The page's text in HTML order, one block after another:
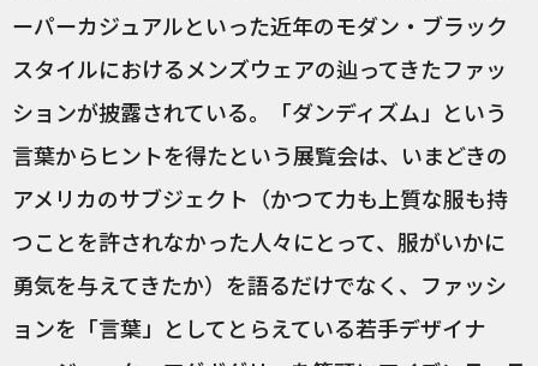
ーパーカジュアルといった近年のモダン・ブラック
スタイルにおけるメンズウェアの辿ってきたファッ
ションが披露されている。「ダンディズム」という
言葉からヒントを得たという展覧会は、いまどきの
アメリカのサブジェクト（かつて力も上質な服も持
つことを許されなかった人々にとって、服がいかに
勇気を与えてきたか）を語るだけでなく、ファッシ
ョンを「言葉」としてとらえている若手デザイナ